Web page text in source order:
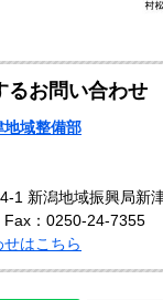
るお問い合わせ
域整備部
1 新潟地域振興局新
Fax：0250-24-7355
せはこちら